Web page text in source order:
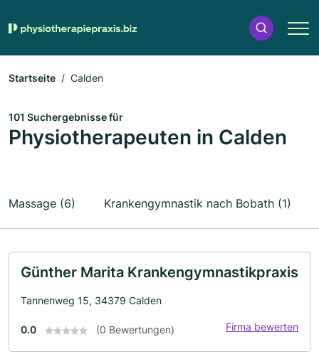
Startseite Calden
101 Suchergebnisse für
Physiotherapeuten in Calden
Massage (6) Krankengymnastik nach Bobath (1)
Günther Marita Krankengymnastikpraxis
Tannenweg 15, 34379 Calden
0.0 (0 Bewertungen) Firma bewerten